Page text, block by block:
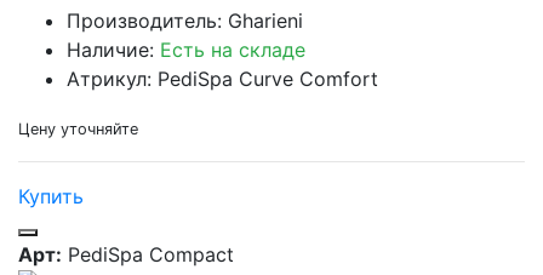
Производитель: Gharieni
Наличие: Есть на складе
Атрикул: PediSpa Curve Comfort
Цену уточняйте
Купить
Арт: PediSpa Compact